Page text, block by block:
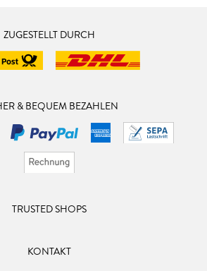
ZUGESTELLT DURCH
& BEQUEM BEZAHLEN
TRUSTED SHOPS
KONTAKT